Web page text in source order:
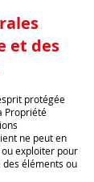
et des
protégée
Propriété
ne peut en
exploiter pour
éléments ou